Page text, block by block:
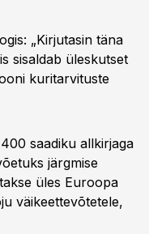
„Kirjutasin täna
sisaldab üleskutset
kuritarvituste
saadiku allkirjaga
järgmise
üles Euroopa
väikeettevõtetele,